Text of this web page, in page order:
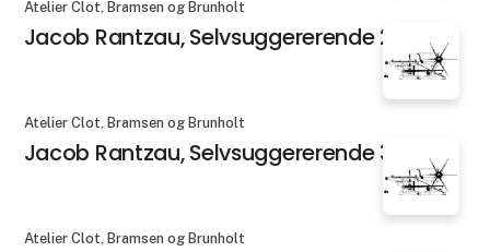
Atelier Clot, Bramsen og Brunholt
Jacob Rantzau, Selvsuggererende 2
Atelier Clot, Bramsen og Brunholt
Jacob Rantzau, Selvsuggererende 3
Atelier Clot, Bramsen og Brunholt